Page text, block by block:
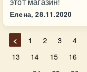
Елена, 28.11.2020
< 1 2 3 4
13
14 15 16